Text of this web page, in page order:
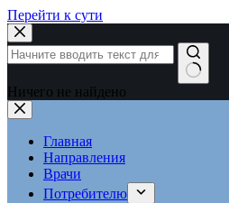
Перейти к сути
Ничего не найдено
Главная
Направления
Врачи
Потребителю